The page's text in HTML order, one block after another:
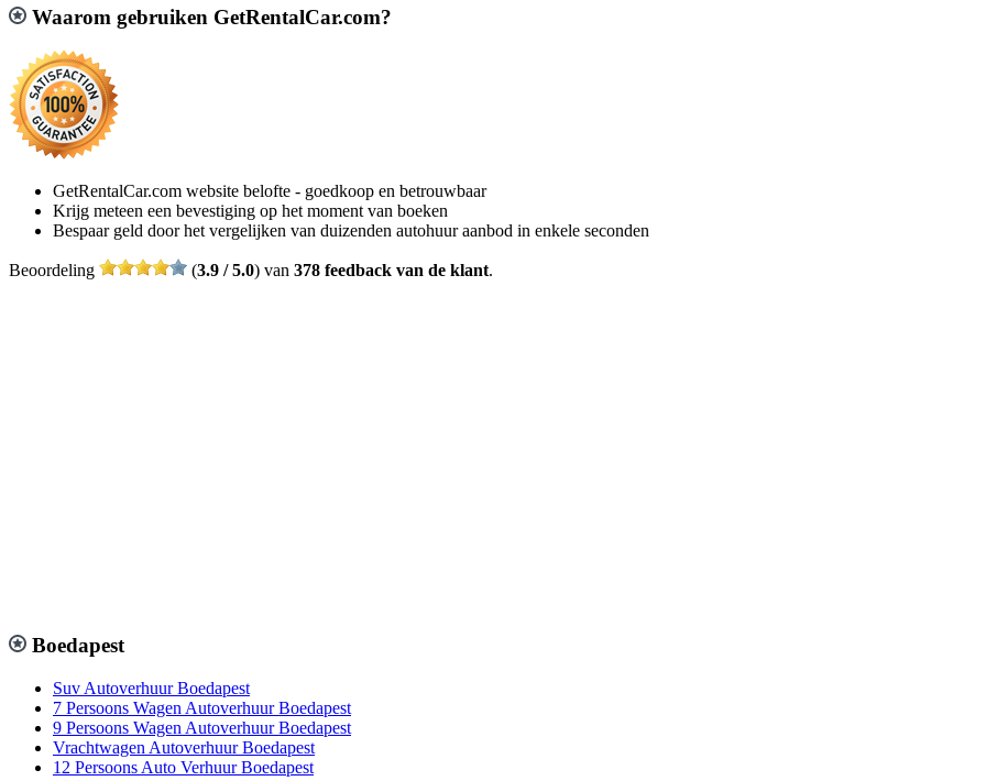
Waarom gebruiken GetRentalCar.com?
GetRentalCar.com website belofte - goedkoop en betrouwbaar
Krijg meteen een bevestiging op het moment van boeken
Bespaar geld door het vergelijken van duizenden autohuur aanbod in enkele seconden
Beoordeling (3.9 / 5.0) van 378 feedback van de klant.
Boedapest
Suv Autoverhuur Boedapest
7 Persoons Wagen Autoverhuur Boedapest
9 Persoons Wagen Autoverhuur Boedapest
Vrachtwagen Autoverhuur Boedapest
12 Persoons Auto Verhuur Boedapest